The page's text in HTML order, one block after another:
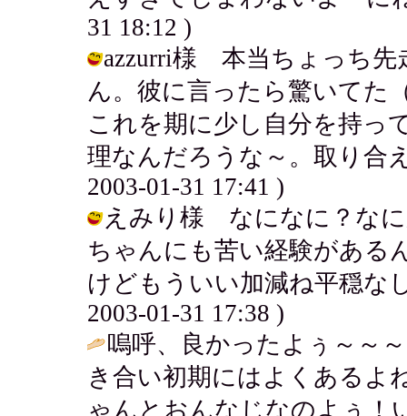
31 18:12 )
azzurri様 本当ちょっち先
ん。彼に言ったら驚いてた
これを期に少し自分を持っ
理なんだろうな～。取り合
2003-01-31 17:41 )
えみり様 なになに？なに
ちゃんにも苦い経験がある
けどもういい加減ね平穏な
2003-01-31 17:38 )
嗚呼、良かったよぅ～～
き合い初期にはよくあるよ
ゃんとおんなじなのよぅ！